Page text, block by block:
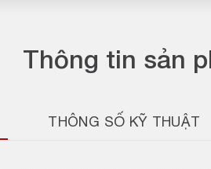
Thông tin sản
THÔNG SỐ KỸ THUẬT